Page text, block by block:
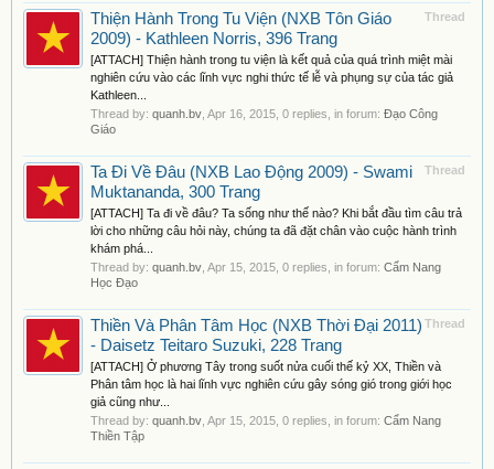
Thread
Thiện Hành Trong Tu Viện (NXB Tôn Giáo
2009) - Kathleen Norris, 396 Trang
[ATTACH] Thiện hành trong tu viện là kết quả của quá trình miệt mài
nghiên cứu vào các lĩnh vực nghi thức tế lễ và phụng sự của tác giả
Kathleen...
Thread by: quanh.bv Apr 16, 2015 , 0 replies, in forum: Đạo Công
Giáo
Thread
Ta Đi Về Đâu (NXB Lao Động 2009) - Swami
Muktananda, 300 Trang
[ATTACH] Ta đi về đâu? Ta sống như thế nào? Khi bắt đầu tìm câu trả
lời cho những câu hỏi này, chúng ta đã đặt chân vào cuộc hành trình
khám phá...
Thread by: quanh.bv Apr 15, 2015 , 0 replies, in forum: Cẩm Nang
Học Đạo
Thread
Thiền Và Phân Tâm Học (NXB Thời Đại 2011)
- Daisetz Teitaro Suzuki, 228 Trang
[ATTACH] Ở phương Tây trong suốt nửa cuối thế kỷ XX, Thiền và
Phân tâm học là hai lĩnh vực nghiên cứu gây sóng gió trong giới học
giả cũng như...
Thread by: quanh.bv Apr 15, 2015 , 0 replies, in forum: Cẩm Nang
Thiền Tập